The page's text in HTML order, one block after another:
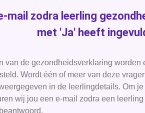
mail zodra leerling
met 'Ja' heeft
van de gezondheidsverklaring worden
Wordt één of meer van deze
in de leerlingdetails. Om
wij jou een e-mail zodra een